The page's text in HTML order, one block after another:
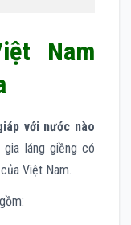
Nam
với nước nào
gia láng giềng có
Việt Nam.